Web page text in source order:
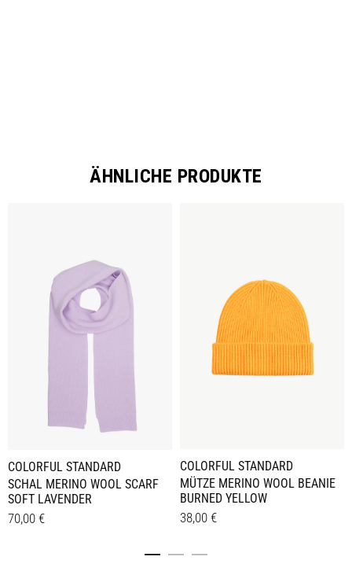
ÄHNLICHE PRODUKTE
COLORFUL STANDARD
SCHAL MERINO WOOL SCARF
SOFT LAVENDER
70,00 €
COLORFUL STANDARD
MÜTZE MERINO WOOL BEANIE
BURNED YELLOW
38,00 €